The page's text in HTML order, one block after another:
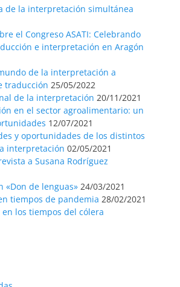
de la interpretación simultánea
el Congreso ASATI: Celebrando
e interpretación en Aragón
de la interpretación a
traducción 25/05/2022
de la interpretación 20/11/2021
en el sector agroalimentario: un
12/07/2021
y oportunidades de los distintos
interpretación 02/05/2021
a Susana Rodríguez
«Don de lenguas» 24/03/2021
tiempos de pandemia 28/02/2021
los tiempos del cólera